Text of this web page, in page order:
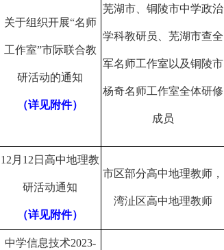
关于组织开展“名师
工作室”市际联合教
研活动的通知
（详见附件）
芜湖市、铜陵市中学政治
学科教研员、芜湖市查全
军名师工作室以及铜陵市
杨奇名师工作室全体研修
成员
12月 12日高中地理教
研活动通知
（详见附件）
市区部分高中地理教师，
湾沚区高中地理教师
中学信息技术2023-